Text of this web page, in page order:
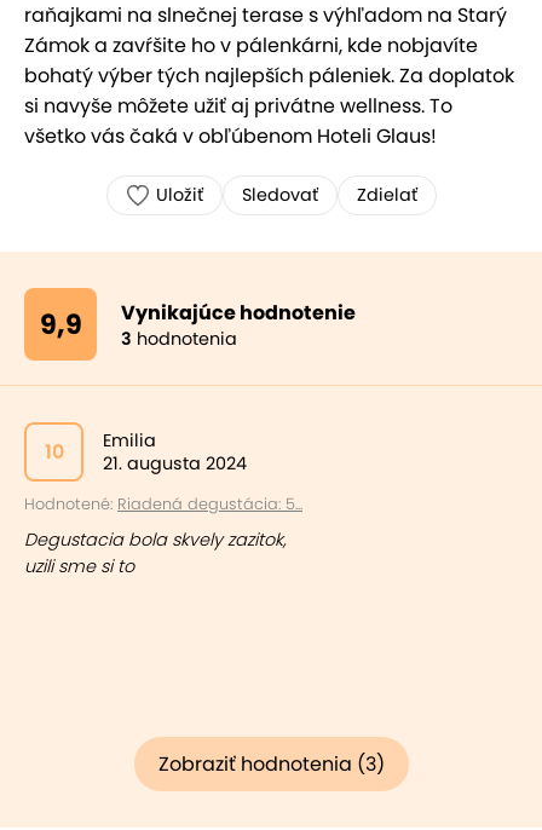
raňajkami na slnečnej terase s výhľadom na Starý
Zámok a zavŕšite ho v pálenkárni, kde nobjavíte
bohatý výber tých najlepších páleniek. Za doplatok
si navyše môžete užiť aj privátne wellness. To
všetko vás čaká v obľúbenom Hoteli Glaus!
Uložiť Sledovať Zdielať
9,9 Vynikajúce hodnotenie
3 hodnotenia
10
Emilia
21. augusta 2024
Hodnotené: Riadená degustácia: 5...
Degustacia bola skvely zazitok,
uzili sme si to
Zobraziť hodnotenia (3)